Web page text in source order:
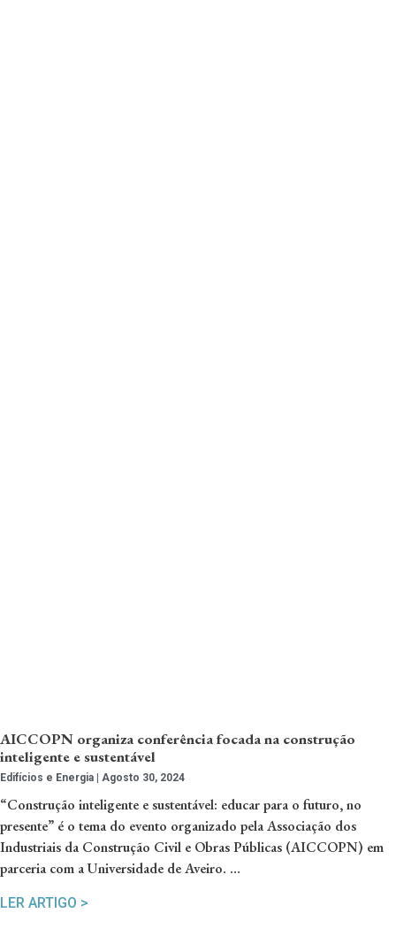
AICCOPN organiza conferência focada na construção
inteligente e sustentável
Edifícios e Energia Agosto 30, 2024
“Construção inteligente e sustentável: educar para o futuro, no
presente” é o tema do evento organizado pela Associação dos
Industriais da Construção Civil e Obras Públicas (AICCOPN) em
parceria com a Universidade de Aveiro. …
LER ARTIGO >